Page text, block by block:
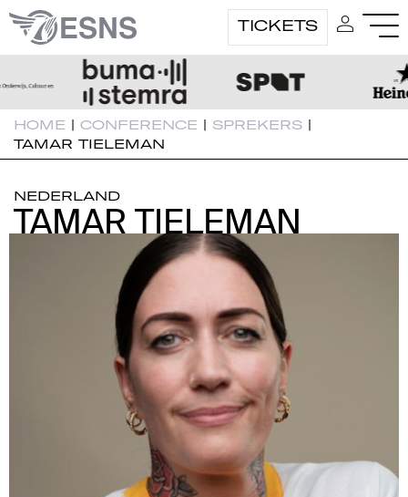
TICKETS
HOME | CONFERENCE | SPREKERS |
TAMAR TIELEMAN
NEDERLAND
TAMAR TIELEMAN
TAMAR TIELEMAN